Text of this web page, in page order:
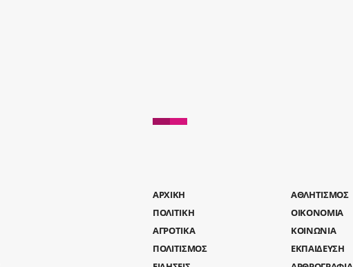
AΡΧΙΚΗ
ΑΘΛΗΤΙΣΜΟΣ
ΠΟΛΙΤΙΚΗ
ΟΙΚΟΝΟΜΙΑ
ΑΓΡΟΤΙΚΑ
ΚΟΙΝΩΝΙΑ
ΠΟΛΙΤΙΣΜΟΣ
ΕΚΠΑΙΔΕΥΣΗ